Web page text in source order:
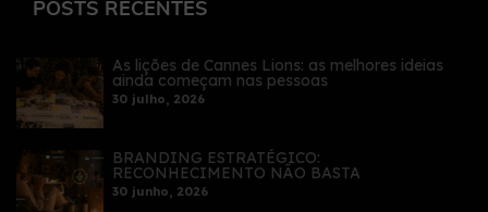
POSTS RECENTES
As lições de Cannes Lions: as melhores ideias
ainda começam nas pessoas
30 julho, 2026
BRANDING ESTRATÉGICO:
RECONHECIMENTO NÃO BASTA
30 junho, 2026